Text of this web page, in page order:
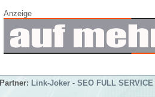
Anzeige
Partner: Link-Joker - SEO FULL SERVICE